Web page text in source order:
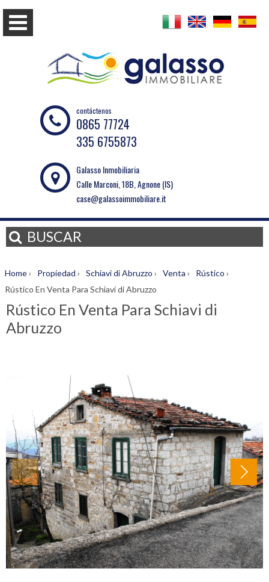
contáctenos
0865 77724
335 6755873
Galasso Inmobiliaria
Calle Marconi, 18B, Agnone (IS)
case@galassoimmobiliare.it
BUSCAR
Home› Propiedad › Schiavi di Abruzzo › Venta › Rústico ›
Rústico En Venta Para Schiavi di Abruzzo
Rústico En Venta Para Schiavi di
Abruzzo